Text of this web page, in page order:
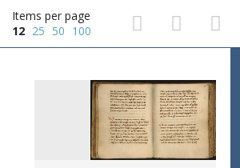
Items per page
12 25 50 100